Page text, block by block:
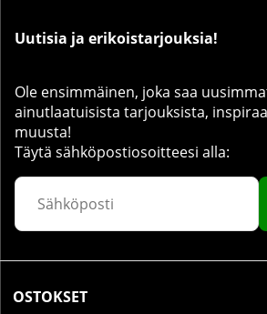
Uutisia ja erikoistarjouksia!
Ole ensimmäinen, joka saa
ainutlaatuisista tarjouksista,
muusta!
Täytä sähköpostiosoitteesi alla:
OSTOKSET